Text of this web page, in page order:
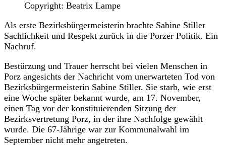
Copyright: Beatrix Lampe
Als erste Bezirksbürgermeisterin brachte Sabine Stiller
Sachlichkeit und Respekt zurück in die Porzer Politik. Ein
Nachruf.
Bestürzung und Trauer herrscht bei vielen Menschen in
Porz angesichts der Nachricht vom unerwarteten Tod von
Bezirksbürgermeisterin Sabine Stiller. Sie starb, wie erst
eine Woche später bekannt wurde, am 17. November,
einen Tag vor der konstituierenden Sitzung der
Bezirksvertretung Porz, in der ihre Nachfolge gewählt
wurde. Die 67-Jährige war zur Kommunalwahl im
September nicht mehr angetreten.